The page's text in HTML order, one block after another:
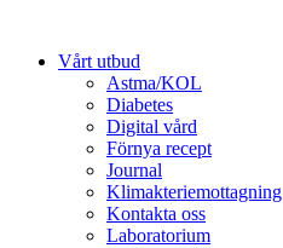
innehållVårt utbud
Astma/KOL
Diabetes
Digital vård
Förnya recept
Journal
Klimakteriemottagning
Kontakta oss
Laboratorium